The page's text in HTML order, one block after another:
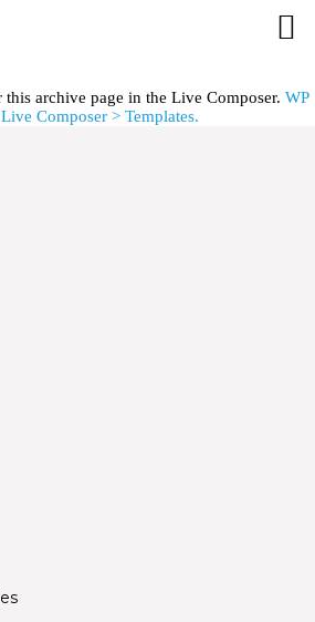
this archive page in the Live Composer. WP
Composer > Templates.